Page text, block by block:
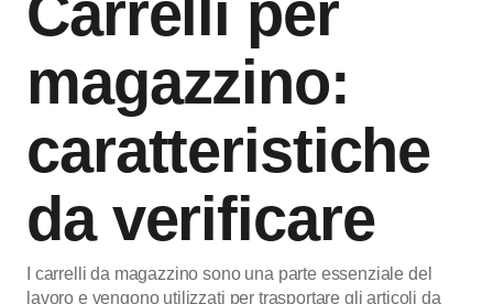
magazzino:
caratteristiche
da verificare
I carrelli da magazzino sono una parte essenziale del
lavoro e vengono utilizzati per trasportare gli articoli da